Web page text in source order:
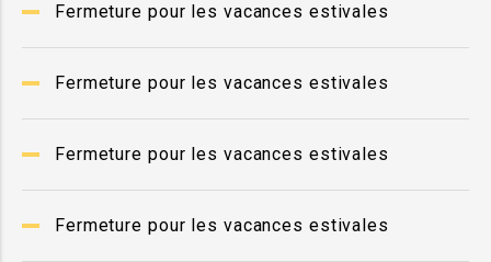
Fermeture pour les vacances estivales
Fermeture pour les vacances estivales
Fermeture pour les vacances estivales
Fermeture pour les vacances estivales